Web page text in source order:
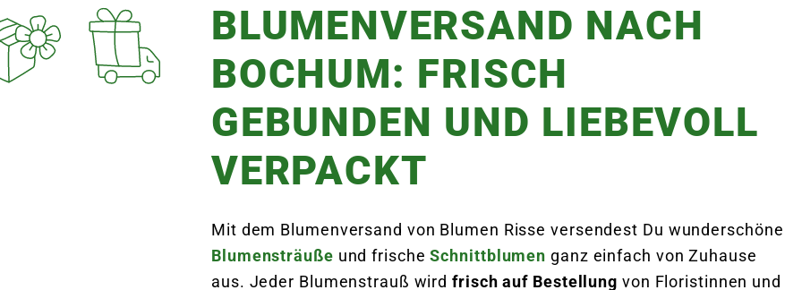
BLUMENVERSAND NACH
BOCHUM: FRISCH
GEBUNDEN UND LIEBEVOLL
VERPACKT
Mit dem Blumenversand von Blumen Risse versendest Du wunderschöne
Blumensträuße und frischeSchnittblumen ganz einfach von Zuhause
aus. Jeder Blumenstrauß wird frisch auf Bestellung von Floristinnen und